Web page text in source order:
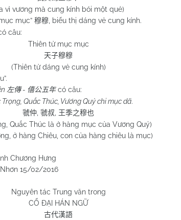
vì vương mà cung kính bói một quẻ)
mục” 穆穆 , biểu thị dáng vẻ cung kính.
câu:
Thiên tử mục mục
天子穆穆
(Thiên tử dáng vẻ cung kính)
左傳- 僖公五年có câu:
Trọng, Quắc Thúc, Vương Quý chi mục dã.
虢仲 虢叔 王季之穆也
Quắc Thúc là ở hàng mục của Vương Quý)
hàng Chiêu, con của hàng chiêu là mục)
Chương Hưng
15/02/2016
Nguyên tác Trung văn trong
CỔ ĐẠI HÁN NGỮ
古代漢語